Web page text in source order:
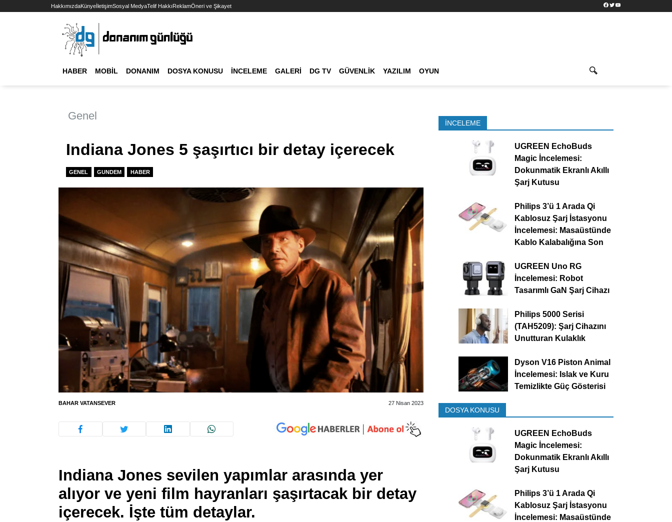
HakkımızdaKünyeİletişimSosyal MedyaTelif HakkıReklamÖneri ve Şikayet Facebook
TwitterYouTube
HABER MOBIL DONANIM DOSYA KONUSU İNCELEME GALERI DG TV GÜVENLIK YAZILIM OYUN
Genel
Indiana Jones 5 şaşırtıcı bir detay içerecek
GENEL GUNDEM HABER
BAHAR VATANSEVER 27 Nisan 2023
Indiana Jones sevilen yapımlar arasında yer
alıyor ve yeni film hayranları şaşırtacak bir detay
içerecek. İşte tüm detaylar.
İNCELEME
UGREEN EchoBuds
Magic İncelemesi:
Dokunmatik Ekranlı Akıllı
Şarj Kutusu
Philips 3’ü 1 Arada Qi
Kablosuz Şarj İstasyonu
İncelemesi: Masaüstünde
Kablo Kalabalığına Son
UGREEN Uno RG
İncelemesi: Robot
Tasarımlı GaN Şarj Cihazı
Philips 5000 Serisi
(TAH5209): Şarj Cihazını
Unutturan Kulaklık
Dyson V16 Piston Animal
İncelemesi: Islak ve Kuru
Temizlikte Güç Gösterisi
DOSYA KONUSU
UGREEN EchoBuds
Magic İncelemesi:
Dokunmatik Ekranlı Akıllı
Şarj Kutusu
Philips 3’ü 1 Arada Qi
Kablosuz Şarj İstasyonu
İncelemesi: Masaüstünde